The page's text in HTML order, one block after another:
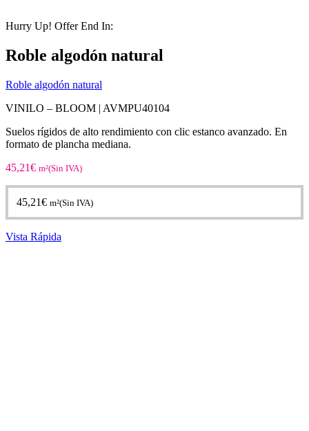
Hurry Up! Offer End In:
Roble algodón natural
Roble algodón natural
VINILO – BLOOM | AVMPU40104
Suelos rígidos de alto rendimiento con clic estanco avanzado. En
formato de plancha mediana.
45,21€ m²(Sin IVA)
45,21€ m²(Sin IVA)
Vista Rápida